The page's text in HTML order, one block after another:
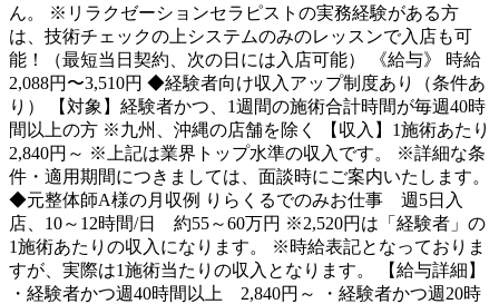
ん。 ※リラクゼーションセラピストの実務経験がある方
は、技術チェックの上システムのみのレッスンで入店も可
能！（最短当日契約、次の日には入店可能） 《給与》 時給
2,088円〜3,510円 ◆経験者向け収入アップ制度あり（条件あ
り） 【対象】経験者かつ、1週間の施術合計時間が毎週40時
間以上の方 ※九州、沖縄の店舗を除く 【収入】1施術あたり
2,840円～ ※上記は業界トップ水準の収入です。 ※詳細な条
件・適用期間につきましては、面談時にご案内いたします。
◆元整体師A様の月収例 りらくるでのみお仕事 週5日入
店、10～12時間/日 約55～60万円 ※2,520円は「経験者」の
1施術あたりの収入になります。 ※時給表記となっておりま
すが、実際は1施術当たりの収入となります。 【給与詳細】
・経験者かつ週40時間以上 2,840円～ ・経験者かつ週20時